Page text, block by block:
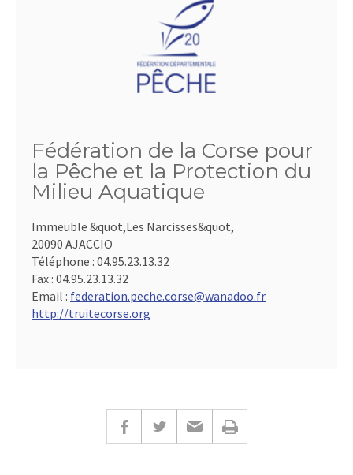
Fédération de la Corse pour
la Pêche et la Protection du
Milieu Aquatique
Immeuble &quot,Les Narcisses&quot,
20090 AJACCIO
Téléphone : 04.95.23.13.32
Fax : 04.95.23.13.32
Email : federation.peche.corse@wanadoo.fr
http://truitecorse.org